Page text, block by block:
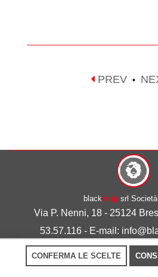
PREV •
blackshipsrl Società
Via P. Nenni, 18 - 25124
53.57.116 - E-mail:
Privacy policy-
CONFERMA LE SCELTE